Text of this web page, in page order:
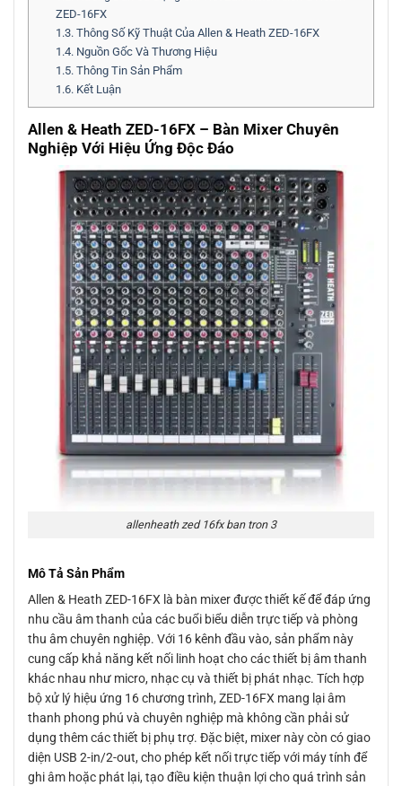
ZED-16FX
1.3. Thông Số Kỹ Thuật Của Allen & Heath ZED-16FX
1.4. Nguồn Gốc Và Thương Hiệu
1.5. Thông Tin Sản Phẩm
1.6. Kết Luận
Allen & Heath ZED-16FX – Bàn Mixer Chuyên
Nghiệp Với Hiệu Ứng Độc Đáo
allenheath zed 16fx ban tron 3
Mô Tả Sản Phẩm
Allen & Heath ZED-16FX là bàn mixer được thiết kế để đáp ứng
nhu cầu âm thanh của các buổi biểu diễn trực tiếp và phòng
thu âm chuyên nghiệp. Với 16 kênh đầu vào, sản phẩm này
cung cấp khả năng kết nối linh hoạt cho các thiết bị âm thanh
khác nhau như micro, nhạc cụ và thiết bị phát nhạc. Tích hợp
bộ xử lý hiệu ứng 16 chương trình, ZED-16FX mang lại âm
thanh phong phú và chuyên nghiệp mà không cần phải sử
dụng thêm các thiết bị phụ trợ. Đặc biệt, mixer này còn có giao
diện USB 2-in/2-out, cho phép kết nối trực tiếp với máy tính để
ghi âm hoặc phát lại, tạo điều kiện thuận lợi cho quá trình sản